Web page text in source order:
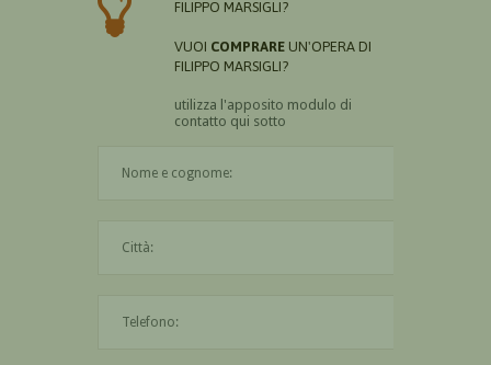
FILIPPO MARSIGLI?
VUOI COMPRARE UN'OPERA DI
FILIPPO MARSIGLI?
utilizza l'apposito modulo di
contatto qui sotto